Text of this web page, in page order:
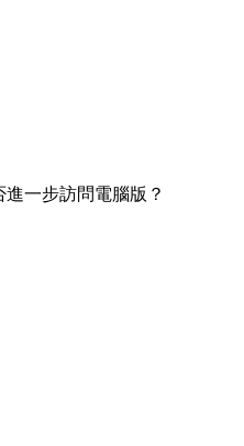
一步訪問電腦版？